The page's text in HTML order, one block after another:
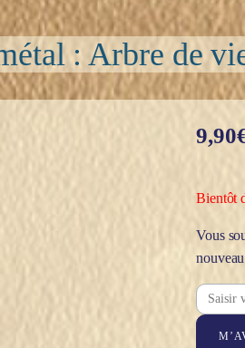
: Arbre de
9,90
Bientôt
Vous